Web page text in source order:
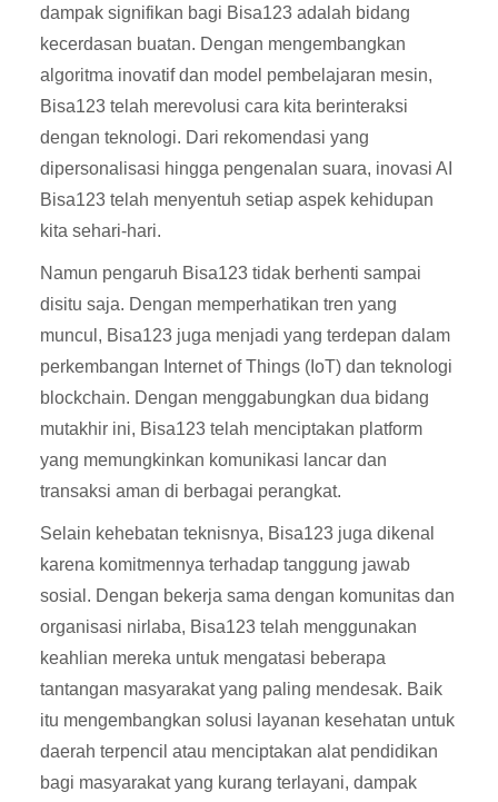
dampak signifikan bagi Bisa123 adalah bidang
kecerdasan buatan. Dengan mengembangkan
algoritma inovatif dan model pembelajaran mesin,
Bisa123 telah merevolusi cara kita berinteraksi
dengan teknologi. Dari rekomendasi yang
dipersonalisasi hingga pengenalan suara, inovasi AI
Bisa123 telah menyentuh setiap aspek kehidupan
kita sehari-hari.
Namun pengaruh Bisa123 tidak berhenti sampai
disitu saja. Dengan memperhatikan tren yang
muncul, Bisa123 juga menjadi yang terdepan dalam
perkembangan Internet of Things (IoT) dan teknologi
blockchain. Dengan menggabungkan dua bidang
mutakhir ini, Bisa123 telah menciptakan platform
yang memungkinkan komunikasi lancar dan
transaksi aman di berbagai perangkat.
Selain kehebatan teknisnya, Bisa123 juga dikenal
karena komitmennya terhadap tanggung jawab
sosial. Dengan bekerja sama dengan komunitas dan
organisasi nirlaba, Bisa123 telah menggunakan
keahlian mereka untuk mengatasi beberapa
tantangan masyarakat yang paling mendesak. Baik
itu mengembangkan solusi layanan kesehatan untuk
daerah terpencil atau menciptakan alat pendidikan
bagi masyarakat yang kurang terlayani, dampak